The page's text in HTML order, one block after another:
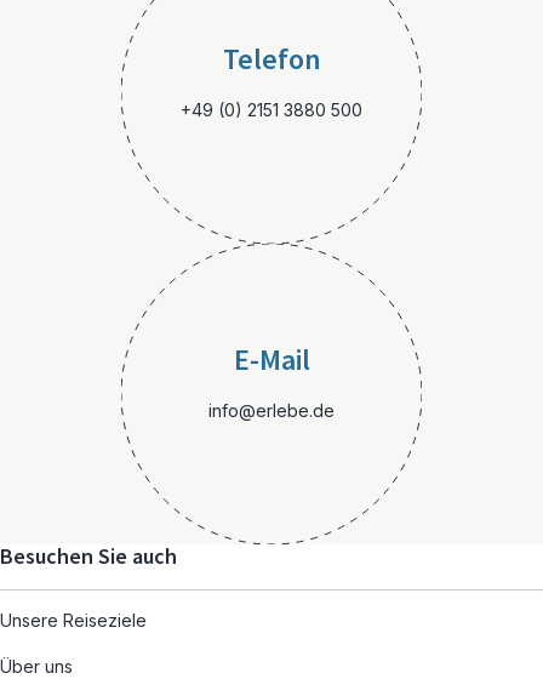
Telefon
+49 (0) 2151 3880 500
E-Mail
info@erlebe.de
Besuchen Sie auch
Unsere Reiseziele
Über uns